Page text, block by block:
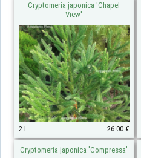
Cryptomeria japonica 'Chapel
View'
2 L 26.00 €
Cryptomeria japonica 'Compressa'